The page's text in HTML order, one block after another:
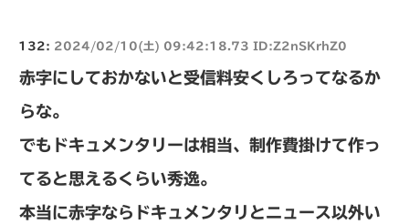
132: 2024/02/10(土) 09:42:18.73 ID:Z2nSKrhZ0
赤字にしておかないと受信料安くしろってなるか
らな。
でもドキュメンタリーは相当、制作費掛けて作っ
てると思えるくらい秀逸。
本当に赤字ならドキュメンタリとニュース以外い